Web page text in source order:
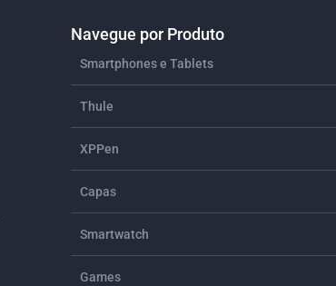
Navegue por Produto
Smartphones e Tablets
Thule
XPPen
Capas
Smartwatch
Games